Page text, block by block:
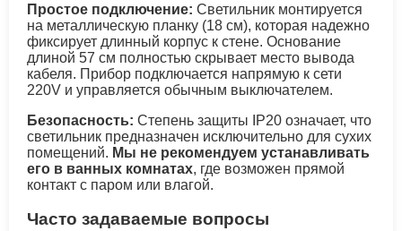
Простое подключение: Светильник монтируется
на металлическую планку (18 см), которая надежно
фиксирует длинный корпус к стене. Основание
длиной 57 см полностью скрывает место вывода
кабеля. Прибор подключается напрямую к сети
220V и управляется обычным выключателем.
Безопасность: Степень защиты IP20 означает, что
светильник предназначен исключительно для сухих
помещений. Мы не рекомендуем устанавливать
его в ванных комнатах, где возможен прямой
контакт с паром или влагой.
Часто задаваемые вопросы